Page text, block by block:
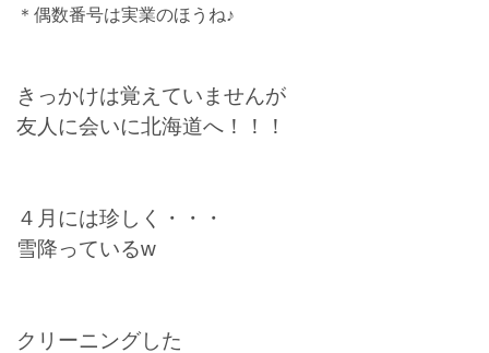
＊偶数番号は実業のほうね♪
きっかけは覚えていませんが
友人に会いに北海道へ！！！
４月には珍しく・・・
雪降っているw
クリーニングした